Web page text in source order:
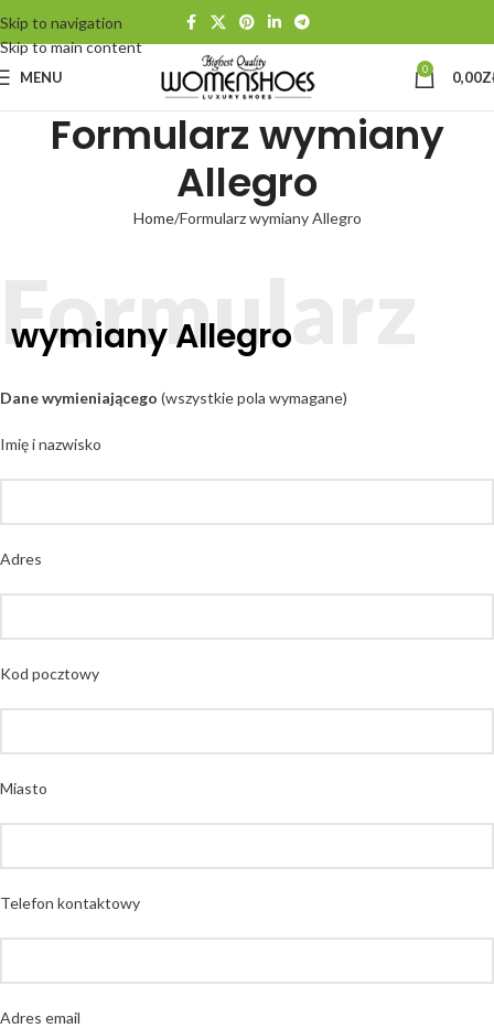
Skip to navigation
Skip to main content
MENU 0 0,00
Formularz wymiany
Allegro
Home Formularz wymiany Allegro
Formularz
wymiany Allegro
Dane wymieniającego (wszystkie pola wymagane)
Imię i nazwisko
Adres
Kod pocztowy
Miasto
Telefon kontaktowy
Adres email